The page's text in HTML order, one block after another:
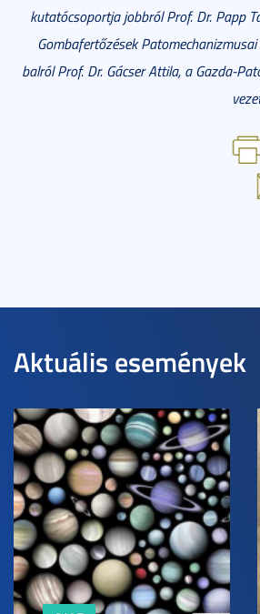
kutatócsoportja jobbról Prof. Dr. Papp
Gombafertőzések
balról Prof. Dr. Gácser Attila, a Gazda-
Aktuális események